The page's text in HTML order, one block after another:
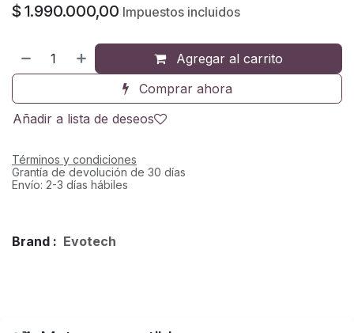
$ 1.990.000,00 Impuestos incluidos
Agregar al carrito
Comprar ahora
Añadir a lista de deseos
Términos y condiciones
Grantía de devolución de 30 días
Envío: 2-3 días hábiles
Brand : Evotech